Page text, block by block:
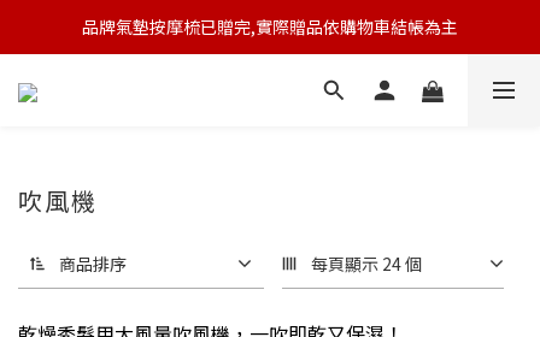
🆕 新會員註冊開卡送9折券 💰
品牌氣墊按摩梳已贈完,實際贈品依購物車結帳為主
🆕 新會員註冊開卡送9折券 💰
吹風機
商品排序 每頁顯示 24 個